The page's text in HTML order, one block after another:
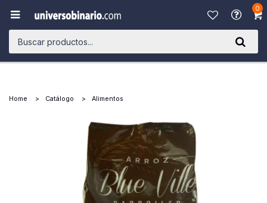
0

Home Catálogo Alimentos